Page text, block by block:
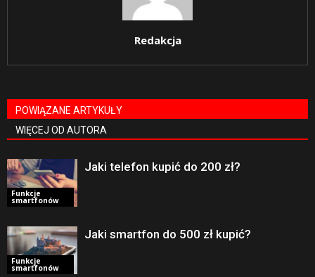
Redakcja
POWIĄZANE ARTYKUŁY
WIĘCEJ OD AUTORA
Funkcje
smartfonów
Jaki telefon kupić do 200 zł?
Funkcje
smartfonów
Jaki smartfon do 500 zł kupić?